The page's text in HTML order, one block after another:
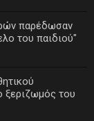
παρέδωσαν
του παιδιού"
ξεριζωμός του